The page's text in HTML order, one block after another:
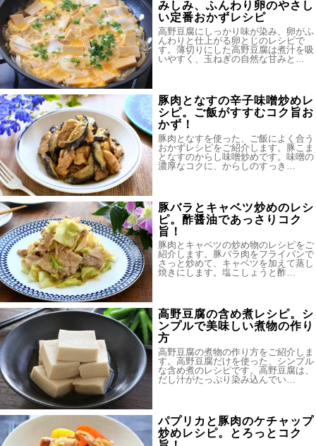
みしみ、ふんわり卵のやさし
い定番おかずレシピ
高野豆腐にしっかり味が染み、卵がふ
んわりと仕上がる卵とじのレシピで
す。薄切りにした高野豆腐は煮汁を吸
いやすく、玉ねぎの自然な甘みと…
豚肉となすの辛子味噌炒めレ
シピ。ご飯がすすむコク旨お
かず！
豚肉となすを使った、ご飯によく合う
おかずレシピをご紹介します。豚こま
となすのからし味噌炒めです。味噌の
濃厚なコクに、からしのすっき…
豚バラとキャベツ炒めのレシ
ピ。酢醤油であっさりコク
旨！
豚肉とキャベツの炒め物のレシピをご
紹介します。豚バラ肉をフライパンで
さっと炒めて、キャベツを加えて蒸し
焼きにします。塩こしょうと酢…
高野豆腐の含め煮レシピ。シ
ンプルで美味しい煮物の作り
方
高野豆腐の煮物の作り方をご紹介しま
す。高野豆腐だけを使った、シンプル
な含め煮のレシピです。高野豆腐は、
だし汁がたっぷり染み込んでい…
パプリカと豚肉のケチャップ
炒めレシピ。とろっとコク